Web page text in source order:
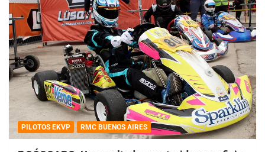
PILOTOS EKVP RMC BUENOS AIRES